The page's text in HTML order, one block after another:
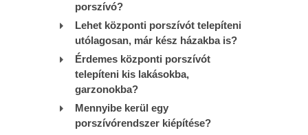
porszívó?
Lehet központi porszívót telepíteni
utólagosan, már kész házakba is?
Érdemes központi porszívót
telepíteni kis lakásokba,
garzonokba?
Mennyibe kerül egy
porszívórendszer kiépítése?